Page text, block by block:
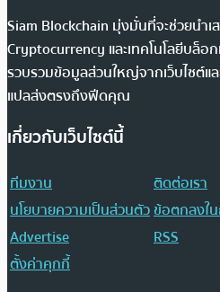
Siam Blockchain มุ่งมั่นที่จะช่วยนำเ
Cryptocurrency และเทคโนโลยีบล็อ
รวบรวมข้อมูลส่วนใหญ่จากเว็บไซต์แ
แปลส่งตรงถึงฟีดคุณ
เกี่ยวกับเว็บไซต์นี้
ทีมงาน
ติดต่อเรา
นโยบายความเป็นส่วนตัวข้อตกลงใ
Advertise
RSS
ตั้งค่าคุกกี้